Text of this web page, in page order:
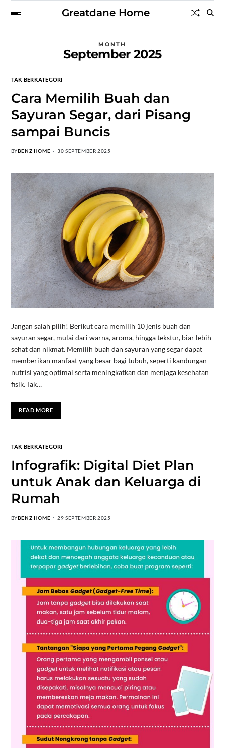
Greatdane Home
MONTH
September 2025
TAK BERKATEGORI
Cara Memilih Buah dan
Sayuran Segar, dari Pisang
sampai Buncis
BYBENZ HOME 30 SEPTEMBER 2025
Jangan salah pilih! Berikut cara memilih 10 jenis buah dan
sayuran segar, mulai dari warna, aroma, hingga tekstur, biar lebih
sehat dan nikmat. Memilih buah dan sayuran yang segar dapat
memberikan manfaat yang besar bagi tubuh, seperti kandungan
nutrisi yang optimal serta meningkatkan dan menjaga kesehatan
fisik. Tak…
READ MORE
TAK BERKATEGORI
Infografik: Digital Diet Plan
untuk Anak dan Keluarga di
Rumah
BYBENZ HOME 29 SEPTEMBER 2025